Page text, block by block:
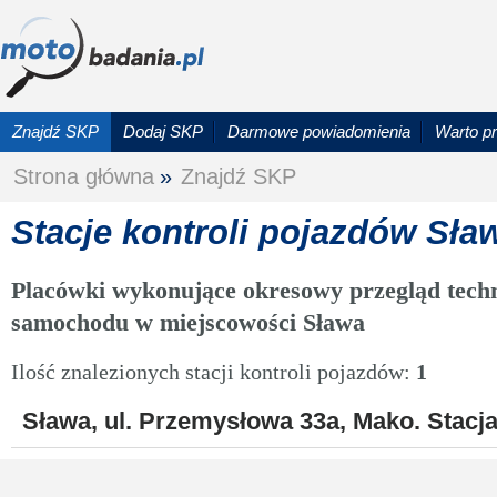
Znajdź SKP Dodaj SKP Darmowe powiadomienia Warto
Strona główna » Znajdź SKP
Stacje kontroli pojazdów
Placówki wykonujące okresowy przegląd
samochodu w miejscowości Sława
Ilość znalezionych stacji kontroli pojazdów: 1
Sława, ul. Przemysłowa 33a, Mako.